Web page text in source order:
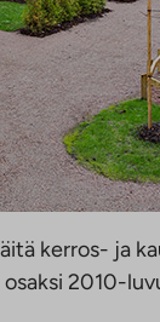
kerros- ja
2010-